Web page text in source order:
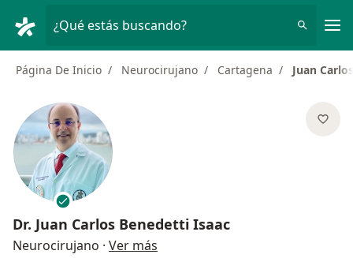
¿Qué estás buscando?
Página De Inicio Neurocirujano Cartagena Juan
Dr. Juan Carlos Benedetti Isaac
Neurocirujano · Ver más